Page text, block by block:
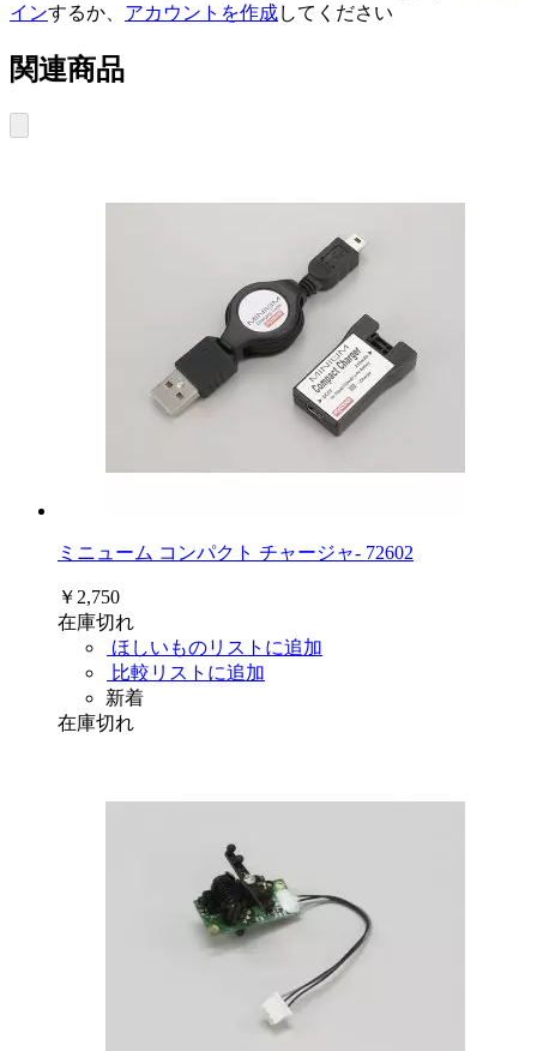
インするか、 アカウントを作成してください
関連商品
ミニューム コンパクト チャージャ- 72602
￥2,750
在庫切れ
ほしいものリストに追加
比較リストに追加
新着
在庫切れ